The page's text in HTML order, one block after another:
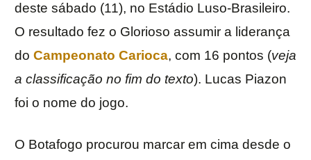
deste sábado (11), no Estádio Luso-Brasileiro.
O resultado fez o Glorioso assumir a liderança
do Campeonato Carioca, com 16 pontos (veja
a classificação no fim do texto). Lucas Piazon
foi o nome do jogo.
O Botafogo procurou marcar em cima desde o